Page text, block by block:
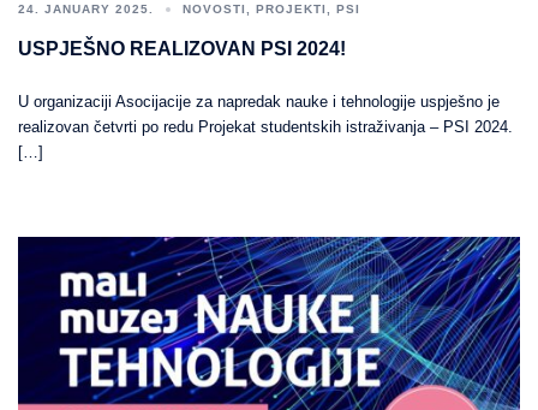
24. JANUARY 2025. NOVOSTI PROJEKTI PSI
USPJEŠNO REALIZOVAN PSI 2024!
U organizaciji Asocijacije za napredak nauke i tehnologije uspješno je
realizovan četvrti po redu Projekat studentskih istraživanja – PSI 2024.
[…]